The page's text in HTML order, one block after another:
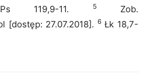
119,9-11. 5
Zob.
[dostęp: 27.07.2018]. 6Łk 18,7-